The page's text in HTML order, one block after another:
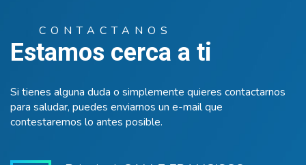
CONTACTANOS
Estamos cerca a ti
Si tienes alguna duda o simplemente quieres contactarnos
para saludar, puedes enviarnos un e-mail que
contestaremos lo antes posible.